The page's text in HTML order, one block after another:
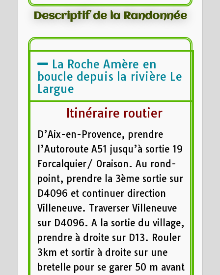
Descriptif de la Randonnée
La Roche Amère en
boucle depuis la rivière Le
Largue
Itinéraire routier
D’Aix-en-Provence, prendre
l’Autoroute A51 jusqu’à sortie 19
Forcalquier/ Oraison. Au rond-
point, prendre la 3ème sortie sur
D4096 et continuer direction
Villeneuve. Traverser Villeneuve
sur D4096. A la sortie du village,
prendre à droite sur D13. Rouler
3km et sortir à droite sur une
bretelle pour se garer 50 m avant